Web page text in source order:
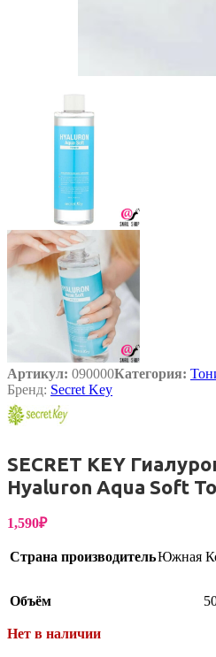
Артикул: 090000Категория:
Бренд: Secret Key
SECRET KEY
Hyaluron Aqua Soft
1,590₽
Страна производительЮжная
Объём
Нет в наличии